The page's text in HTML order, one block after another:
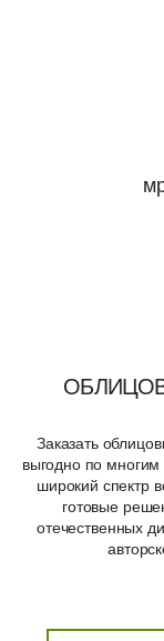
Заказать
выгодно по
широкий спектр
готовые
отечественных